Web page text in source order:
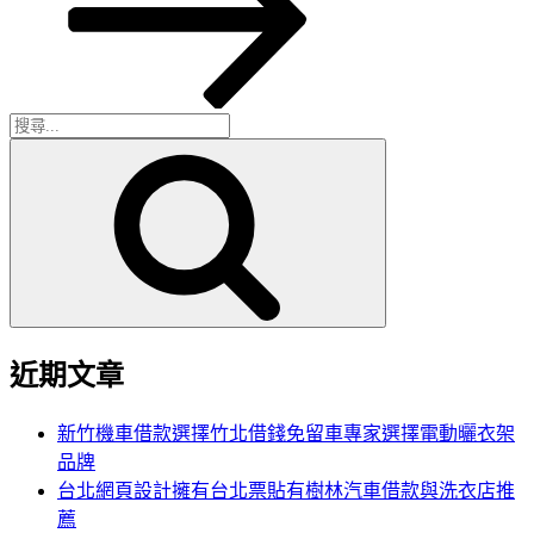
搜
近期文章
新竹機車借款選擇竹北借錢免留車專家選擇電動曬衣架
品牌
台北網頁設計擁有台北票貼有樹林汽車借款與洗衣店推
薦